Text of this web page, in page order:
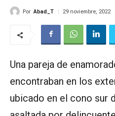
Por Abad_T 29 noviembre, 2022
Una pareja de
encontraban en los
ubicado en el cono sur